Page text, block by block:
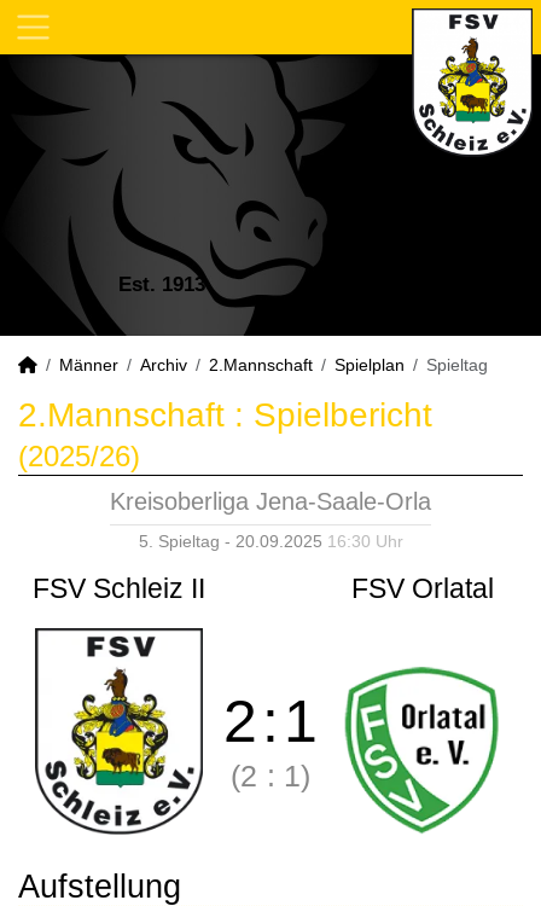
Est. 1913
Männer Archiv 2.Mannschaft Spielplan Spieltag
2.Mannschaft : Spielbericht
(2025/26)
Kreisoberliga Jena-Saale-Orla
5. Spieltag - 20.09.2025 16:30 Uhr
FSV Schleiz II FSV Orlatal
2:1
(2 : 1)
Aufstellung